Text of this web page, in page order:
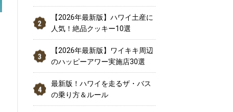
【2026年最新版】ハワイ土産に
人気！絶品クッキー10選
【2026年最新版】ワイキキ周辺
のハッピーアワー実施店30選
最新版！ハワイを走るザ・バス
の乗り方＆ルール